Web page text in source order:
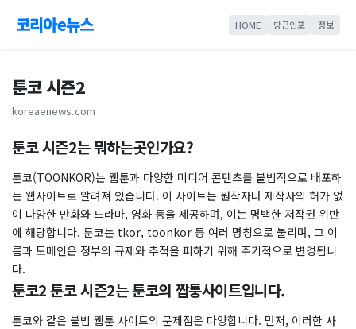
코리아e뉴스 HOME 당근인포 정보
툰코 시즌2
koreaenews.com
툰코 시즌2는 뭐하는곳인가요?
툰코(TOONKOR)는 웹툰과 다양한 미디어 콘텐츠를 불법적으로 배포하
는 웹사이트로 알려져 있습니다. 이 사이트는 원작자나 제작사의 허가 없
이 다양한 만화와 드라마, 영화 등을 제공하며, 이는 명백한 저작권 위반
에 해당합니다. 툰코는 tkor, toonkor 등 여러 명칭으로 불리며, 그 이
름과 도메인은 정부의 규제와 추적을 피하기 위해 주기적으로 변경됩니
다.
툰코2 툰코 시즌2는 툰코의 짭퉁사이트입니다.
툰코와 같은 불법 웹툰 사이트의 문제점은 다양합니다. 먼저, 이러한 사